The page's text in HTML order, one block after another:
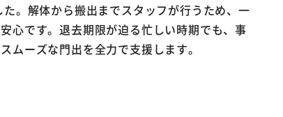
。解体から搬出までスタッフが行うため、一
心です。退去期限が迫る忙しい時期でも、事
ムーズな門出を全力で支援します。